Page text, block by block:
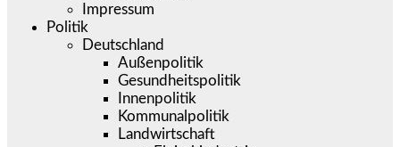
Impressum
Politik
Deutschland
Außenpolitik
Gesundheitspolitik
Innenpolitik
Kommunalpolitik
Landwirtschaft